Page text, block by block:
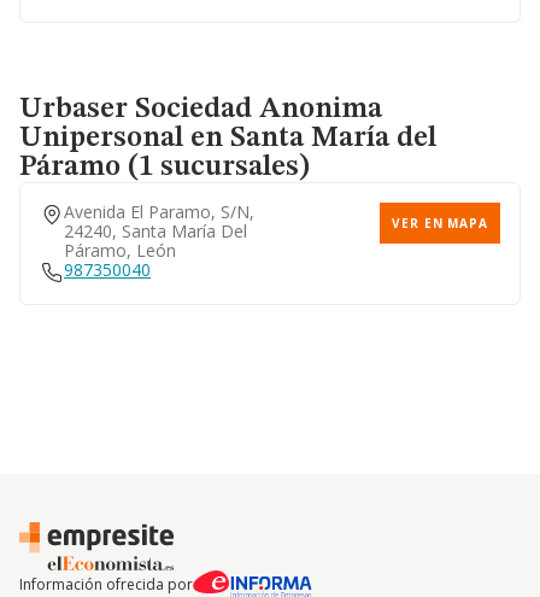
Urbaser Sociedad Anonima
Unipersonal en Santa María del
Páramo (1 sucursales)
Avenida El Paramo, S/n,
24240, Santa María Del
Páramo, León
VER EN MAPA
987350040
Información ofrecida por